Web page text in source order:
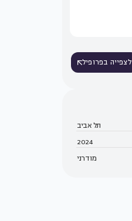
לצפייה בפרופיל
תל אביב
2024
מודרני